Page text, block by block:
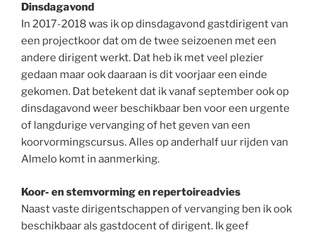
Dinsdagavond
In 2017-2018 was ik op dinsdagavond gastdirigent van
een projectkoor dat om de twee seizoenen met een
andere dirigent werkt. Dat heb ik met veel plezier
gedaan maar ook daaraan is dit voorjaar een einde
gekomen. Dat betekent dat ik vanaf september ook op
dinsdagavond weer beschikbaar ben voor een urgente
of langdurige vervanging of het geven van een
koorvormingscursus. Alles op anderhalf uur rijden van
Almelo komt in aanmerking.
Koor- en stemvorming en repertoireadvies
Naast vaste dirigentschappen of vervanging ben ik ook
beschikbaar als gastdocent of dirigent. Ik geef